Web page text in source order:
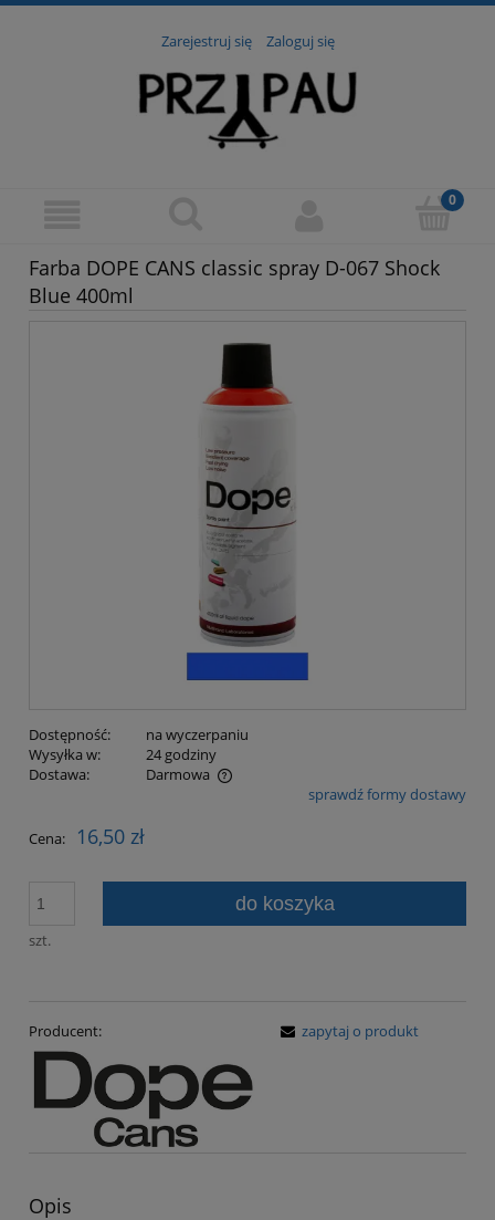
Zarejestruj się Zaloguj się
Farba DOPE CANS classic spray D-067 Shock
Blue 400ml
Dostępność:
na wyczerpaniu
Wysyłka w:
24 godziny
Dostawa:
Darmowa
Cena nie zawiera ewentualnych kosztów płatnościsprawdź formy dostawy
Cena: 16,50 zł
szt.
do koszyka
Producent: zapytaj o produkt
Opis